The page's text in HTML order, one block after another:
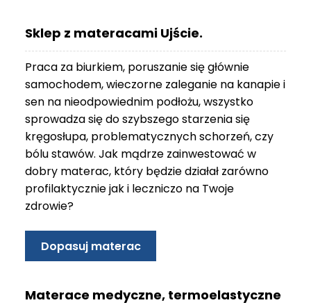
Sklep z materacami Ujście.
Praca za biurkiem, poruszanie się głównie
samochodem, wieczorne zaleganie na kanapie i
sen na nieodpowiednim podłożu, wszystko
sprowadza się do szybszego starzenia się
kręgosłupa, problematycznych schorzeń, czy
bólu stawów. Jak mądrze zainwestować w
dobry materac, który będzie działał zarówno
profilaktycznie jak i leczniczo na Twoje
zdrowie?
Dopasuj materac
Materace medyczne, termoelastyczne